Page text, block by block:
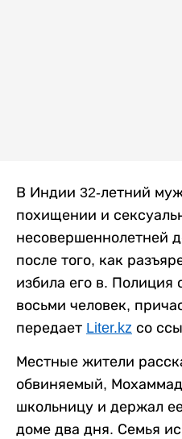
В Индии 32-летний
похищении и
несовершеннолетней
после того, как
избила его в. Полиция
восьми человек,
передает Liter.kz со
Местные жители
обвиняемый,
школьницу и держал
доме два дня. Семья